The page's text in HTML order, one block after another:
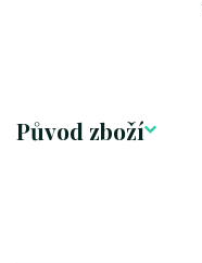
Původ zboží